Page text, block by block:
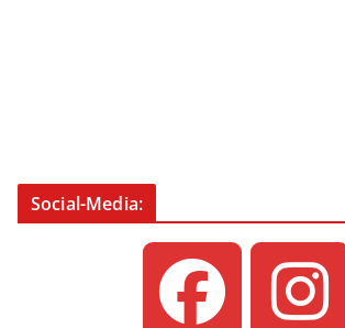
Social-Media: